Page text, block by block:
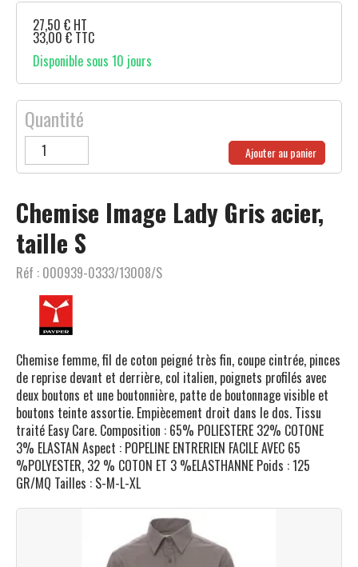
Chemise Image Lady Gris acier,
taille S
Réf : 000939-0333/13008/S
Chemise femme, fil de coton peigné très fin, coupe cintrée, pinces
de reprise devant et derrière, col italien, poignets profilés avec
deux boutons et une boutonnière, patte de boutonnage visible et
boutons teinte assortie. Empiècement droit dans le dos. Tissu
traité Easy Care. Composition : 65% POLIESTERE 32% COTONE
3% ELASTAN Aspect : POPELINE ENTRERIEN FACILE AVEC 65
%POLYESTER, 32 % COTON ET 3 %ELASTHANNE Poids : 125
GR/MQ Tailles : S-M-L-XL
27,50 € HT
33,00 € TTC
Disponible sous 10 jours
Quantité
Ajouter au panier